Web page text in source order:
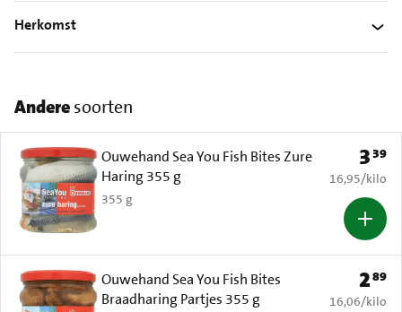
Herkomst
Anderesoorten
Ouwehand Sea You Fish Bites Zure
Haring 355 g
355 g
Prijs:
339
€ 16,95 per
16,95/kilo
Ouwehand Sea You Fish Bites
Braadharing Partjes 355 g
Prijs:
289
€ 16,06 per
16,06/kilo